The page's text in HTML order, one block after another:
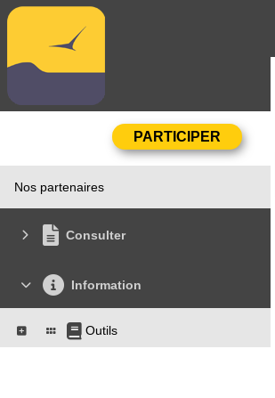
Nos partenaires
Consulter
Information
Outils